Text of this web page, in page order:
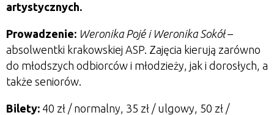
artystycznych.
Prowadzenie: Weronika Pojé i Weronika Sokół–
absolwentki krakowskiej ASP. Zajęcia kierują zarówno
do młodszych odbiorców i młodzieży, jak i dorosłych, a
także seniorów.
Bilety: 40 zł / normalny, 35 zł / ulgowy, 50 zł /